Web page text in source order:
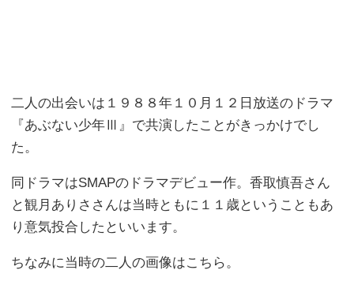
二人の出会いは１９８８年１０月１２日放送のドラマ
『あぶない少年Ⅲ』で共演したことがきっかけでし
た。
同ドラマはSMAPのドラマデビュー作。香取慎吾さん
と観月ありささんは当時ともに１１歳ということもあ
り意気投合したといいます。
ちなみに当時の二人の画像はこちら。